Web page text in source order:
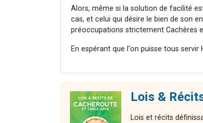
Alors, même si la solution de facilité
cas, et celui qui désire le bien de son
préoccupations strictement Cachères
En espérant que l'on puisse tous
Lois &
Lois et récits